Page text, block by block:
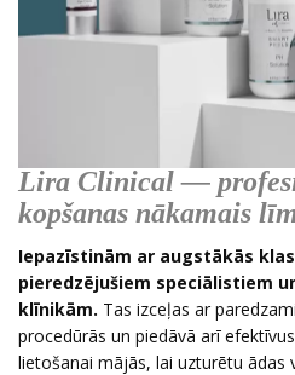
Lira Clinical —
kopšanas nākamais
Iepazīstinām ar augstākās
pieredzējušiem speciālistiem
klīnikām. Tas izceļas ar
procedūrās un piedāvā arī
lietošanai mājās, lai uzturētu ādas